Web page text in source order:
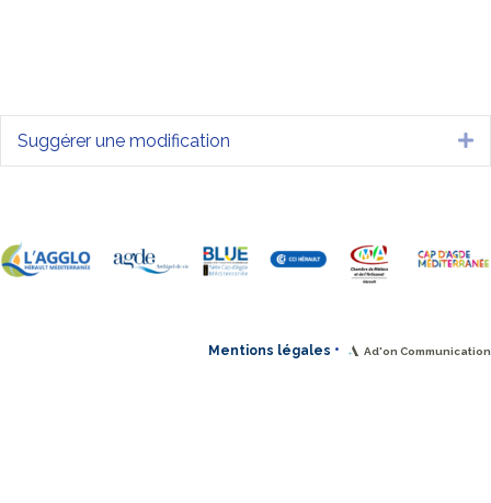
Suggérer une modification
Mentions légales • Ad'on Communication